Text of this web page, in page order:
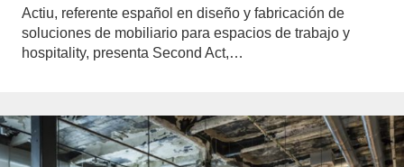
Actiu, referente español en diseño y fabricación de
soluciones de mobiliario para espacios de trabajo y
hospitality, presenta Second Act,…